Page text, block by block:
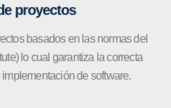
proyectos
basados en las normas del
lo cual garantiza la correcta
de software.